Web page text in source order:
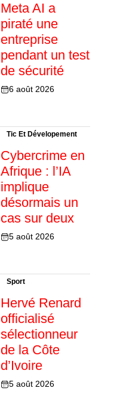
Meta AI a
piraté une
entreprise
pendant un test
de sécurité
6 août 2026
Tic Et Dévelopement
Cybercrime en
Afrique : l’IA
implique
désormais un
cas sur deux
5 août 2026
Sport
Hervé Renard
officialisé
sélectionneur
de la Côte
d’Ivoire
5 août 2026